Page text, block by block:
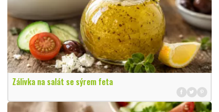
Zálivka na salát se sýrem feta